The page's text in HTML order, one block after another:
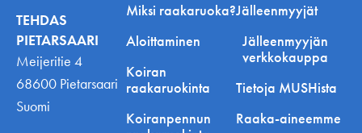
TEHDAS
PIETARSAARI
Meijeritie 4
68600 Pietarsaari
Suomi
Miksi raakaruoka?
Aloittaminen
Koiran
raakaruokinta
Koiranpennun
Jälleenmyyjät
Jälleenmyyjän
verkkokauppa
Tietoja MUSHista
Raaka-aineemme